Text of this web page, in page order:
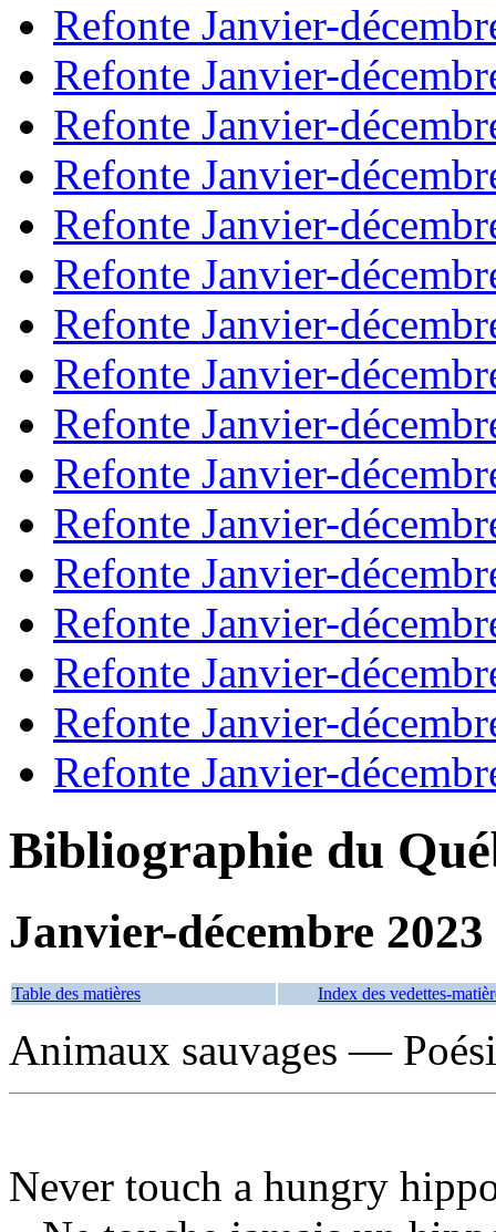
Refonte Janvier-
Refonte Janvier-
Refonte Janvier-
Refonte Janvier-
Refonte Janvier-
Refonte Janvier-
Refonte Janvier-
Refonte Janvier-
Refonte Janvier-
Refonte Janvier-
Refonte Janvier-
Refonte Janvier-
Refonte Janvier-
Refonte Janvier-
Refonte Janvier-
Refonte Janvier-
Bibliographie du
Janvier-décembre 2023
Table des matières Index des vedettes-
Animaux sauvages —
Never touch a hungry